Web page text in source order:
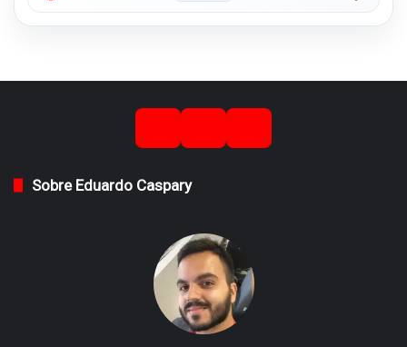
Sobre Eduardo Caspary